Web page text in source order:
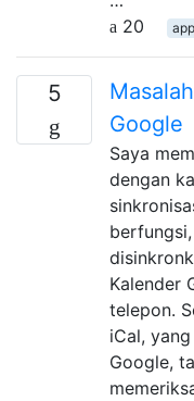
20
5
Google
Saya
dengan
Kalender
telepon.
iCal,
Google,